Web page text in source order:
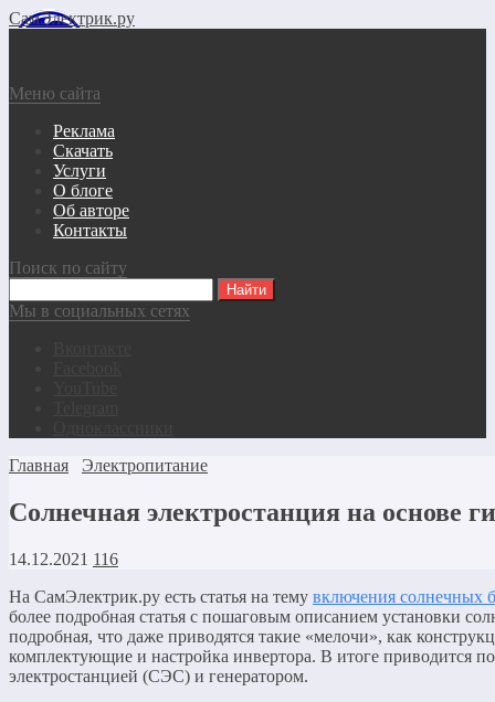
СамЭлектрик.ру
Меню сайта
Реклама
Скачать
Услуги
О блоге
Об авторе
Контакты
Поиск по сайту
Мы в социальных сетях
Главная
Электропитание
Солнечная электростанция на основе
14.12.2021 116
На СамЭлектрик.ру есть статья на тему включения солнечных
более подробная статья с пошаговым описанием установки
подробная, что даже приводятся такие «мелочи», как
комплектующие и настройка инвертора. В итоге приводится
электростанцией (СЭС) и генератором.